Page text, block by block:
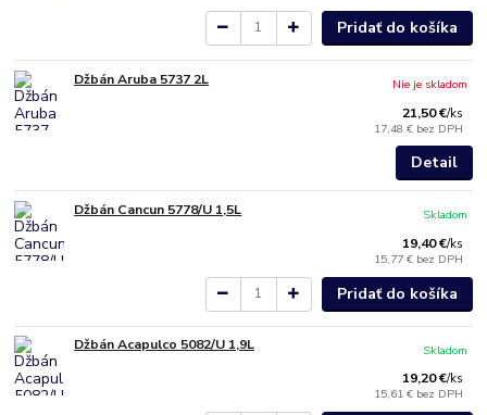
Pridať do košíka
Džbán Aruba 5737 2L
21,50 €/ks
17,48 € bez DPH
Nie je skladom
Detail
Džbán Cancun 5778/U 1,5L
19,40 €/ks
15,77 € bez DPH
Skladom
Pridať do košíka
Džbán Acapulco 5082/U 1,9L
19,20 €/ks
15,61 € bez DPH
Skladom